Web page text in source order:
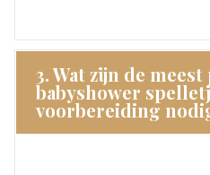
3. Wat zijn de
babyshower
voorbereiding